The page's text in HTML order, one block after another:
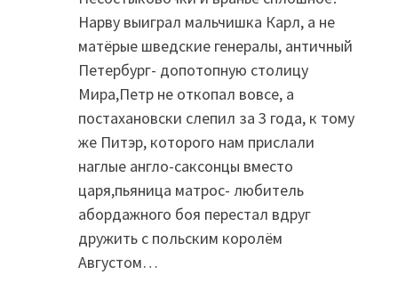
Нарву выиграл мальчишка Карл, а не
матёрые шведские генералы, античный
Петербург- допотопную столицу
Мира,Петр не откопал вовсе, а
постахановски слепил за 3 года, к тому
же Питэр, которого нам прислали
наглые англо-саксонцы вместо
царя,пьяница матрос- любитель
абордажного боя перестал вдруг
дружить с польским королём
Августом…